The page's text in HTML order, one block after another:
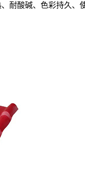
耐酸碱、色彩持久、